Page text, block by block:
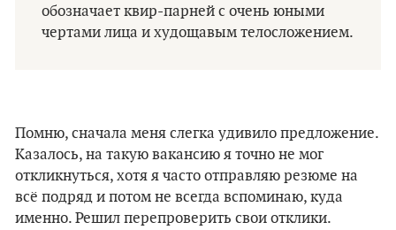
обозначает квир-парней с очень юными
чертами лица и худощавым телосложением.
Помню, сначала меня слегка удивило предложение.
Казалось, на такую вакансию я точно не мог
откликнуться, хотя я часто отправляю резюме на
всё подряд и потом не всегда вспоминаю, куда
именно. Решил перепроверить свои отклики.